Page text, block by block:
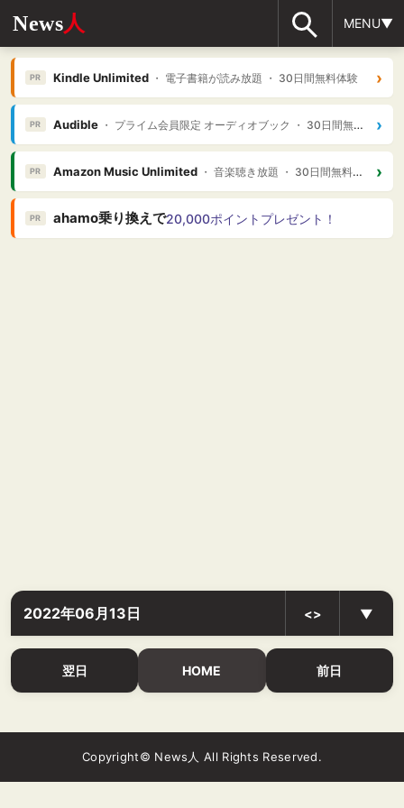
News人 MENU▼
PR Kindle Unlimited・ 電子書籍が読み放題 ・ 30日間無料体験 ›
PR Audible・ プライム会員限定 オーディオブック ・ 30日間無料体験 ›
PR Amazon Music Unlimited・ 音楽聴き放題 ・ 30日間無料体験 ›
PR ahamo乗り換えで20,000ポイントプレゼント！
2022年06月13日 <> ▼
翌日 HOME 前日
Copyright© News人 All Rights Reserved.